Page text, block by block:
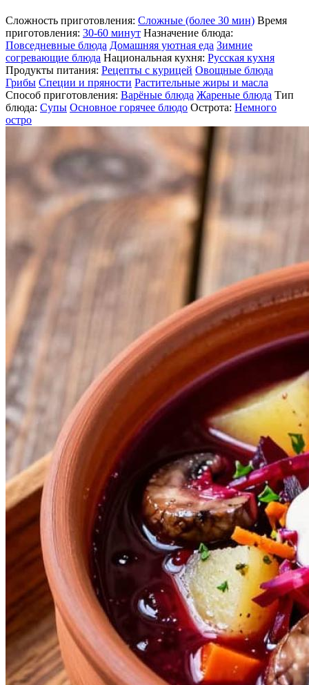
Сложность приготовления: Сложные (более 30 мин) Время
приготовления: 30-60 минут Назначение блюда:
Повседневные блюда Домашняя уютная еда Зимние
согревающие блюда Национальная кухня: Русская кухня
Продукты питания: Рецепты с курицей Овощные блюда
Грибы Специи и пряности Растительные жиры и масла
Способ приготовления: Варёные блюда Жареные блюда Тип
блюда: Супы Основное горячее блюдо Острота: Немного
остро